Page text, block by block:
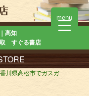
高知
すぐる書店
香川県高松市でガスガ
menu